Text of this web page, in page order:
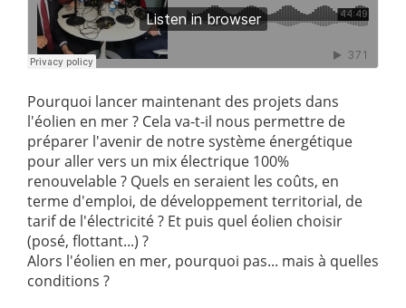
Pourquoi lancer maintenant des projets dans
l'éolien en mer ? Cela va-t-il nous permettre de
préparer l'avenir de notre système énergétique
pour aller vers un mix électrique 100%
renouvelable ? Quels en seraient les coûts, en
terme d'emploi, de développement territorial, de
tarif de l'électricité ? Et puis quel éolien choisir
(posé, flottant...) ?
Alors l'éolien en mer, pourquoi pas... mais à quelles
conditions ?